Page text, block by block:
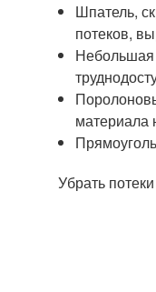
Шпатель,
потеков,
Небольшая
материала
Убрать